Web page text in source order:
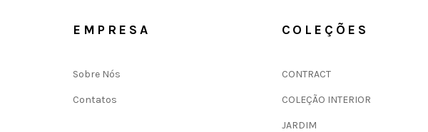
EMPRESA
Sobre Nós
Contatos
COLEÇÕES
CONTRACT
COLEÇÃO INTERIOR
JARDIM